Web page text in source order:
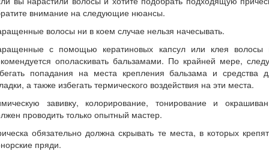
внимание на следующие нюансы.
волосы ни в коем случае нельзя начесывать.
с помощью кератиновых капсул или клея волосы
ополаскивать бальзамами. По крайней мере,
попадания на места крепления бальзама и средства
а также избегать термического воздействия на эти места.
завивку, колорирование, тонирование и
проводить только опытный мастер.
обязательно должна скрывать те места, в которых
пряди.